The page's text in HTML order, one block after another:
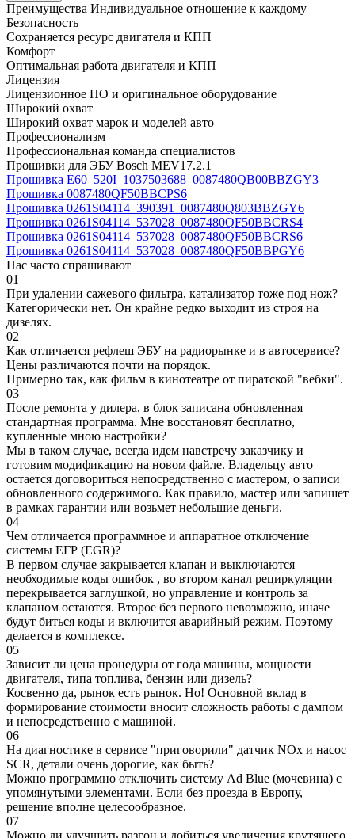
Преимущества Индивидуальное отношение к каждому
Безопасность
Сохраняется ресурс двигателя и КПП
Комфорт
Оптимальная работа двигателя и КПП
Лицензия
Лицензионное ПО и оригинальное оборудование
Широкий охват
Широкий охват марок и моделей авто
Профессионализм
Профессиональная команда специалистов
Прошивки для ЭБУ Bosch MEV17.2.1
Прошивка E60_520I_1037503688_0087480QB00BBZGY3
Прошивка 0087480QF50BBCPS6
Прошивка 0261S04114_390391_0087480Q803BBZGY6
Прошивка 0261S04114_537028_0087480QF50BBCRS4
Прошивка 0261S04114_537028_0087480QF50BBCRS6
Прошивка 0261S04114_537028_0087480QF50BBPGY6
Нас часто спрашивают
01
При удалении сажевого фильтра, катализатор тоже под нож?
Категорически нет. Он крайне редко выходит из строя на
дизелях.
02
Как отличается рефлеш ЭБУ на радиорынке и в автосервисе?
Цены различаются почти на порядок.
Примерно так, как фильм в кинотеатре от пиратской "вебки".
03
После ремонта у дилера, в блок записана обновленная
стандартная программа. Мне восстановят бесплатно,
купленные мною настройки?
Мы в таком случае, всегда идем навстречу заказчику и
готовим модификацию на новом файле. Владельцу авто
остается договориться непосредственно с мастером, о записи
обновленного содержимого. Как правило, мастер или запишет
в рамках гарантии или возьмет небольшие деньги.
04
Чем отличается программное и аппаратное отключение
системы ЕГР (EGR)?
В первом случае закрывается клапан и выключаются
необходимые коды ошибок , во втором канал рециркуляции
перекрывается заглушкой, но управление и контроль за
клапаном остаются. Второе без первого невозможно, иначе
будут биться коды и включится аварийный режим. Поэтому
делается в комплексе.
05
Зависит ли цена процедуры от года машины, мощности
двигателя, типа топлива, бензин или дизель?
Косвенно да, рынок есть рынок. Но! Основной вклад в
формирование стоимости вносит сложность работы с дампом
и непосредственно с машиной.
06
На диагностике в сервисе "приговорили" датчик NOx и насос
SCR, детали очень дорогие, как быть?
Можно программно отключить систему Ad Blue (мочевина) с
упомянутыми элементами. Если без проезда в Европу,
решение вполне целесообразное.
07
Можно ли улучшить разгон и добиться увеличения крутящего